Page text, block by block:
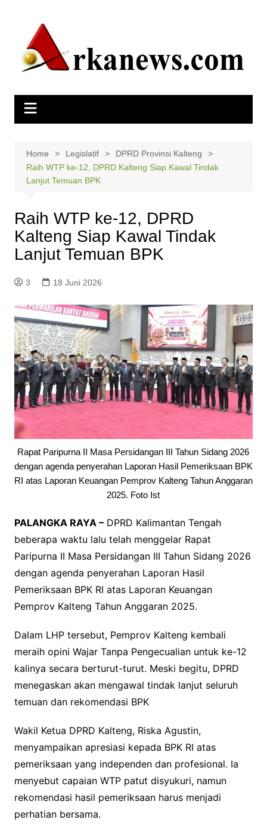
Home Legislatif
DPRD Provinsi Kalteng
Raih WTP ke-12, DPRD Kalteng Siap Kawal Tindak
Lanjut Temuan BPK
Raih WTP ke-12, DPRD
Kalteng Siap Kawal Tindak
Lanjut Temuan BPK
3 18 Juni 2026
Rapat Paripurna II Masa Persidangan III Tahun Sidang 2026
dengan agenda penyerahan Laporan Hasil Pemeriksaan BPK
RI atas Laporan Keuangan Pemprov Kalteng Tahun Anggaran
2025. Foto Ist
PALANGKA RAYA –DPRD Kalimantan Tengah
beberapa waktu lalu telah menggelar Rapat
Paripurna II Masa Persidangan III Tahun Sidang 2026
dengan agenda penyerahan Laporan Hasil
Pemeriksaan BPK RI atas Laporan Keuangan
Pemprov Kalteng Tahun Anggaran 2025.
Dalam LHP tersebut, Pemprov Kalteng kembali
meraih opini Wajar Tanpa Pengecualian untuk ke-12
kalinya secara berturut-turut. Meski begitu, DPRD
menegaskan akan mengawal tindak lanjut seluruh
temuan dan rekomendasi BPK
Wakil Ketua DPRD Kalteng, Riska Agustin,
menyampaikan apresiasi kepada BPK RI atas
pemeriksaan yang independen dan profesional. Ia
menyebut capaian WTP patut disyukuri, namun
rekomendasi hasil pemeriksaan harus menjadi
perhatian bersama.